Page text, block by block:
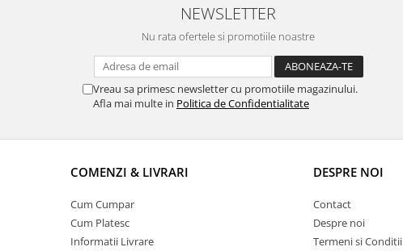
NEWSLETTER
Nu rata ofertele si promotiile noastre
Vreau sa primesc newsletter cu promotiile magazinului.
Afla mai multe in Politica de Confidentialitate
COMENZI & LIVRARI
Cum Cumpar
Cum Platesc
Informatii Livrare
DESPRE NOI
Contact
Despre noi
Termeni si Conditii